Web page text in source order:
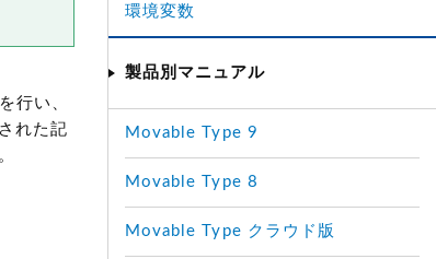
行い、
れた記
。
環境変数
製品別マニュアル
Movable Type 9
Movable Type 8
Movable Type クラウド版